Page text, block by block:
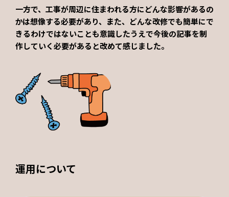
一方で、工事が周辺に住まわれる方にどんな影響があるの
かは想像する必要があり、また、どんな改修でも簡単にで
きるわけではないことも意識したうえで今後の記事を制
作していく必要があると改めて感じました。
運用について